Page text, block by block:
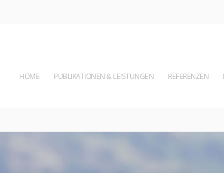
HOME PUBLIKATIONEN & LEISTUNGEN REFERENZEN